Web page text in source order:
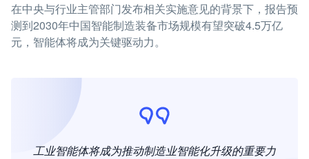
在中央与行业主管部门发布相关实施意见的背景下，报告预
测到2030年中国智能制造装备市场规模有望突破4.5万亿
元，智能体将成为关键驱动力。
工业智能体将成为推动制造业智能化升级的重要力